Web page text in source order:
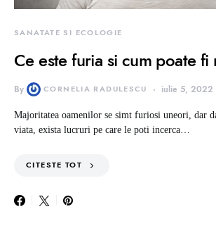
SANATATE SI ECOLOGIE
Ce este furia si cum poate fi
By CORNELIA RADULESCU iulie 5, 2022
Majoritatea oamenilor se simt furiosi uneori, dar
viata, exista lucruri pe care le poti incerca…
CITESTE TOT